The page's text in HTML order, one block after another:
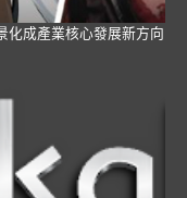
化成產業核心發展新方向